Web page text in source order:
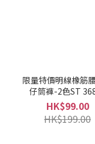
限量特價明線橡筋
仔筒褲-2色ST
HK$99.00
HK$199.00